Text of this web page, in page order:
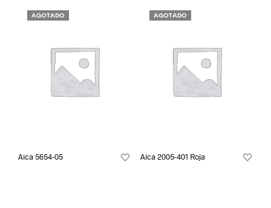
AGOTADO
Aica 5654-05
AGOTADO
Aica 2005-401 Roja